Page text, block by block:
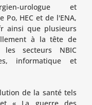
urologue et
Po, HEC et de l'ENA,
ainsi que plusieurs
à la tête de
secteurs NBIC
informatique et
de la santé tels